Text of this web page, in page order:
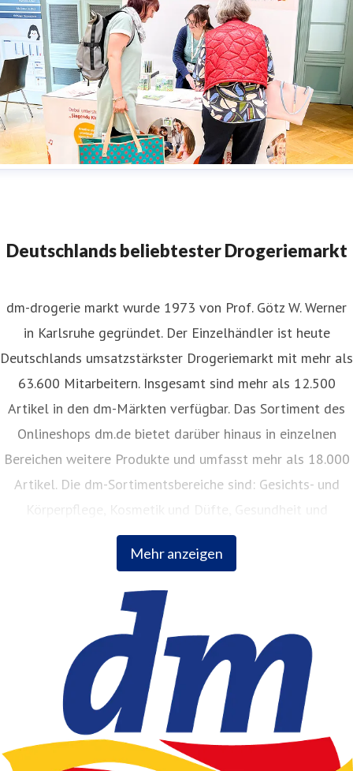
Deutschlands beliebtester Drogeriemarkt
Mehr anzeigen
dm-drogerie markt wurde 1973 von Prof. Götz W. Werner
in Karlsruhe gegründet. Der Einzelhändler ist heute
Deutschlands umsatzstärkster Drogeriemarkt mit mehr als
63.600 Mitarbeitern. Insgesamt sind mehr als 12.500
Artikel in den dm-Märkten verfügbar. Das Sortiment des
Onlineshops dm.de bietet darüber hinaus in einzelnen
Bereichen weitere Produkte und umfasst mehr als 18.000
Artikel. Die dm-Sortimentsbereiche sind: Gesichts- und
Körperpflege, Kosmetik und Düfte, Gesundheit und
Naturkost, Babynahrung, Babykleidung, Babypflege,
Haushalt, Foto, Hygieneartikel, Tiernahrung.